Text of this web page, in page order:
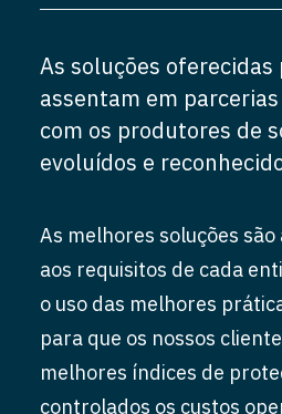
As soluções oferecidas
assentam em
com os produtores de
evoluídos e
As melhores soluções
aos requisitos de cada
o uso das melhores
para que os nossos
melhores índices de
controlados os custos